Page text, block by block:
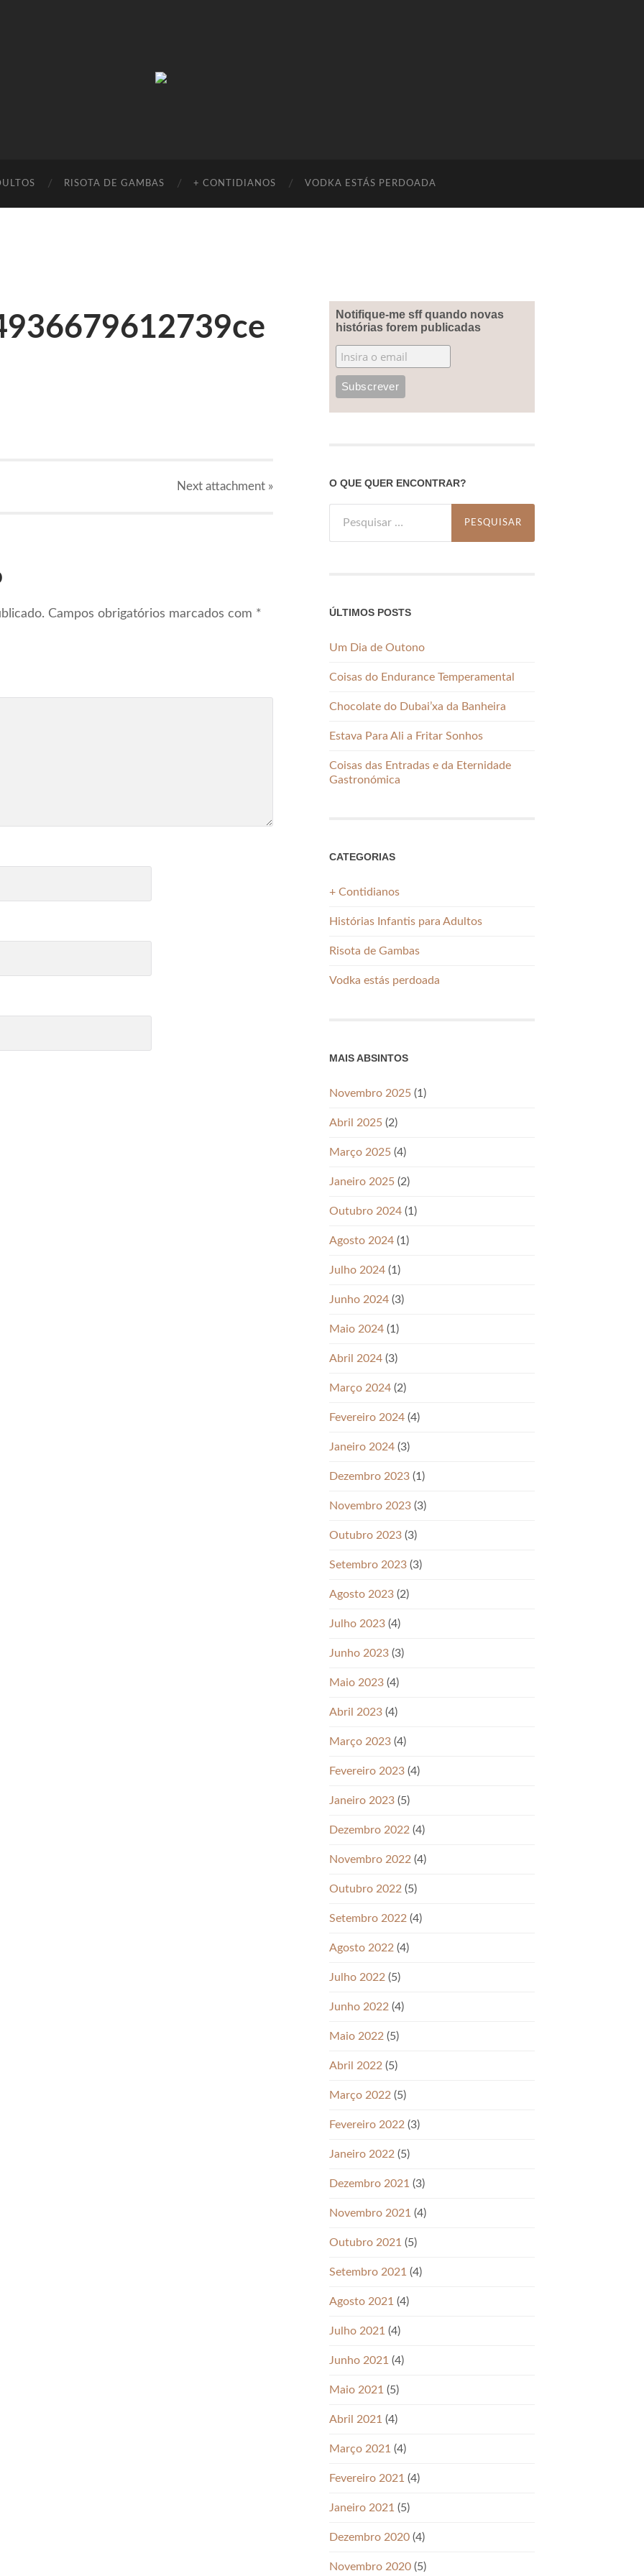
RISOTA DE GAMBAS + CONTIDIANOS VODKA ESTÁS PERDOADA
Next attachment »
Campos obrigatórios marcados com *
Notifique-me sff quando novas
histórias forem publicadas
O QUE QUER ENCONTRAR?
por:
ÚLTIMOS POSTS
Um Dia de Outono
Coisas do Endurance Temperamental
Chocolate do Dubai’xa da Banheira
Estava Para Ali a Fritar Sonhos
Coisas das Entradas e da Eternidade
Gastronómica
CATEGORIAS
+ Contidianos
Histórias Infantis para Adultos
Risota de Gambas
Vodka estás perdoada
MAIS ABSINTOS
Novembro 2025 (1)
Abril 2025 (2)
Março 2025 (4)
Janeiro 2025 (2)
Outubro 2024 (1)
Agosto 2024 (1)
Julho 2024 (1)
Junho 2024 (3)
Maio 2024 (1)
Abril 2024 (3)
Março 2024 (2)
Fevereiro 2024 (4)
Janeiro 2024 (3)
Dezembro 2023 (1)
Novembro 2023 (3)
Outubro 2023 (3)
Setembro 2023 (3)
Agosto 2023 (2)
Julho 2023 (4)
Junho 2023 (3)
Maio 2023 (4)
Abril 2023 (4)
Março 2023 (4)
Fevereiro 2023 (4)
Janeiro 2023 (5)
Dezembro 2022 (4)
Novembro 2022 (4)
Outubro 2022 (5)
Setembro 2022 (4)
Agosto 2022 (4)
Julho 2022 (5)
Junho 2022 (4)
Maio 2022 (5)
Abril 2022 (5)
Março 2022 (5)
Fevereiro 2022 (3)
Janeiro 2022 (5)
Dezembro 2021 (3)
Novembro 2021 (4)
Outubro 2021 (5)
Setembro 2021 (4)
Agosto 2021 (4)
Julho 2021 (4)
Junho 2021 (4)
Maio 2021 (5)
Abril 2021 (4)
Março 2021 (4)
Fevereiro 2021 (4)
Janeiro 2021 (5)
Dezembro 2020 (4)
Novembro 2020 (5)